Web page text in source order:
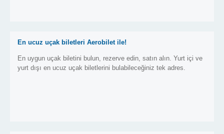
En ucuz uçak biletleri Aerobilet ile!
En uygun uçak biletini bulun, rezerve edin, satın alın. Yurt içi ve
yurt dışı en ucuz uçak biletlerini bulabileceğiniz tek adres.